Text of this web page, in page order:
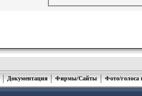
Документация Фирмы/Сайты Фото/голоса